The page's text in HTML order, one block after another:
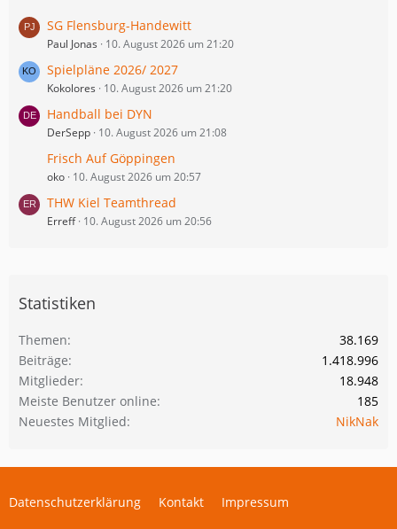
SG Flensburg-Handewitt
Paul Jonas 10. August 2026 um 21:20
Spielpläne 2026/ 2027
Kokolores 10. August 2026 um 21:20
Handball bei DYN
DerSepp 10. August 2026 um 21:08
Frisch Auf Göppingen
oko 10. August 2026 um 20:57
THW Kiel Teamthread
Erreff 10. August 2026 um 20:56
Statistiken
Themen
38.169
Beiträge
1.418.996
Mitglieder
18.948
Meiste Benutzer online
185
Neuestes Mitglied
NikNak
Datenschutzerklärung Kontakt Impressum